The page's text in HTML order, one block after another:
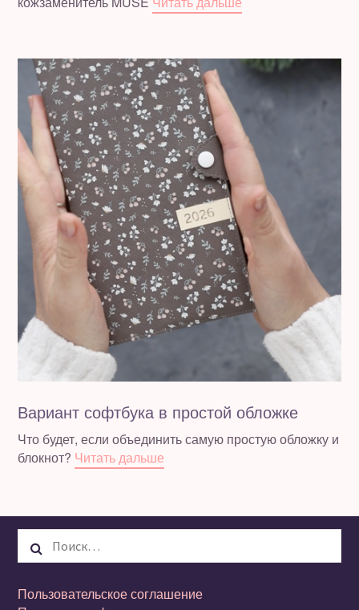
Вариант софтбука в простой обложке
Что будет, если объединить самую простую обложку и
блокнот? Читать дальше
Найти:
Пользовательское соглашение